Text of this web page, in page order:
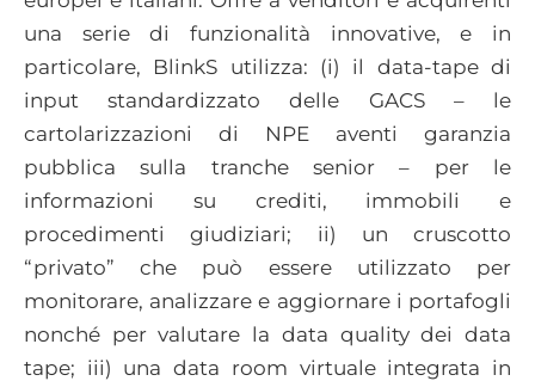
una serie di funzionalità innovative, e in
particolare, BlinkS utilizza: (i) il data-tape di
input standardizzato delle GACS – le
cartolarizzazioni di NPE aventi garanzia
pubblica sulla tranche senior – per le
informazioni su crediti, immobili e
procedimenti giudiziari; ii) un cruscotto
“privato” che può essere utilizzato per
monitorare, analizzare e aggiornare i portafogli
nonché per valutare la data quality dei data
tape; iii) una data room virtuale integrata in